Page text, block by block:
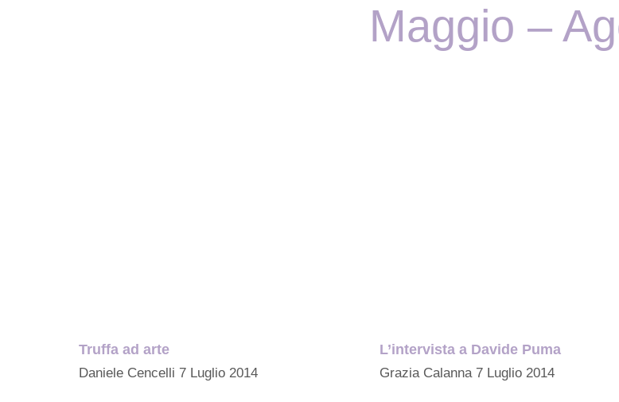
Maggio –
Truffa ad arte
Daniele Cencelli 7 Luglio 2014
L’intervista a Davide Puma
Grazia Calanna 7 Luglio 2014